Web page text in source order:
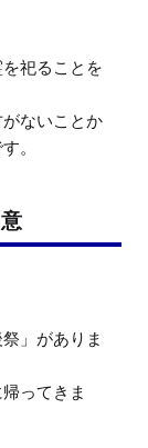
祀ることを
ないことか
。
」がありま
ってきま